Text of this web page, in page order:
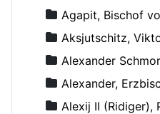
Agapit, Bischof
Aksjutschitz,
Alexander
Alexander,
Alexij II (Ridiger),